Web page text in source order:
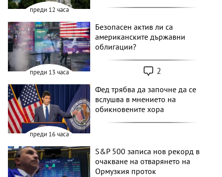
преди 12 часа
преди 13 часа
Безопасен актив ли са
американските държавни
облигации?
2
преди 16 часа
Фед трябва да започне да се
вслушва в мнението на
обикновените хора
S&P 500 записа нов рекорд в
очакване на отварянето на
Ормузкия проток